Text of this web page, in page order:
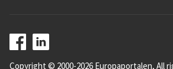
Copyright © 2000-2026 Europaportalen, All